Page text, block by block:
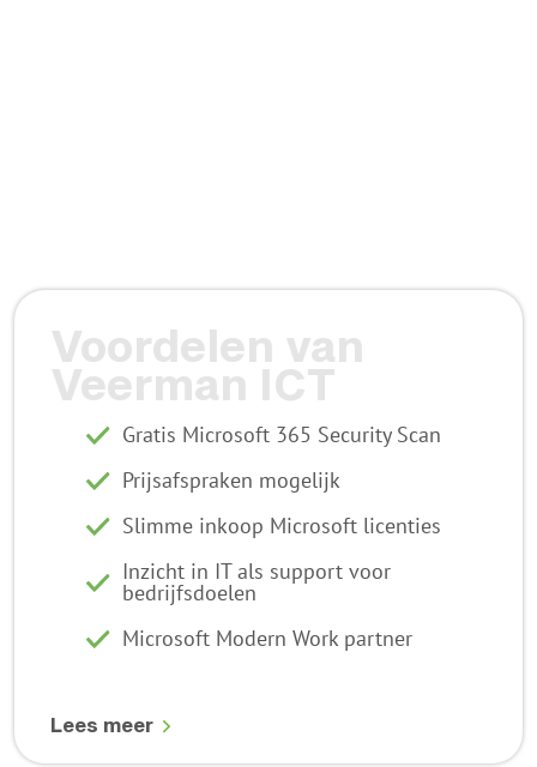
Voordelen van
Veerman ICT
Gratis Microsoft 365 Security Scan
Prijsafspraken mogelijk
Slimme inkoop Microsoft licenties
Inzicht in IT als support voor
bedrijfsdoelen
Microsoft Modern Work partner
Lees meer